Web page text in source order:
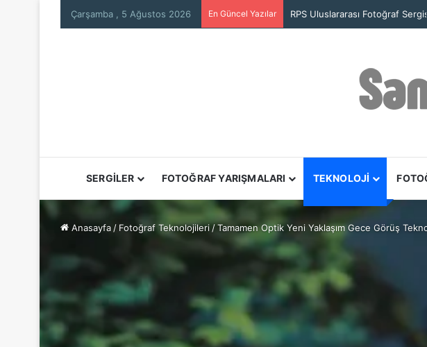
Çarşamba , 5 Ağustos 2026 En Güncel Yazılar
SERGİLER FOTOĞRAF YARIŞMALARI TEKNOLOJİ
Anasayfa / Fotoğraf Teknolojileri /Tamamen Optik Yeni Yaklaşım Gece Görüş